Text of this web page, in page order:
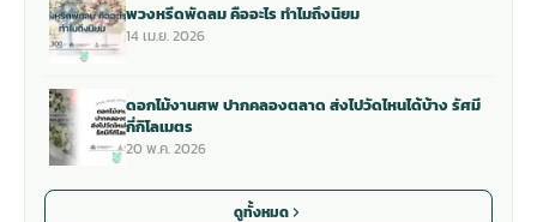
พวงหรีดพัดลม คืออะไร ทำไมถึงนิยม
14 เม.ย. 2026
ดอกไม้งานศพ ปากคลองตลาด ส่งไปวัดไหนได้บ้าง รัศมี
กี่กิโลเมตร
20 พ.ค. 2026
ดูทั้งหมด